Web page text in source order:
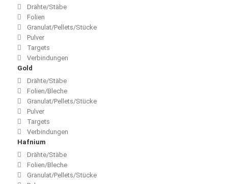
Drähte/Stäbe
Folien
Granulat/Pellets/Stücke
Pulver
Targets
Verbindungen
Gold
Drähte/Stäbe
Folien/Bleche
Granulat/Pellets/Stücke
Pulver
Targets
Verbindungen
Hafnium
Drähte/Stäbe
Folien/Bleche
Granulat/Pellets/Stücke